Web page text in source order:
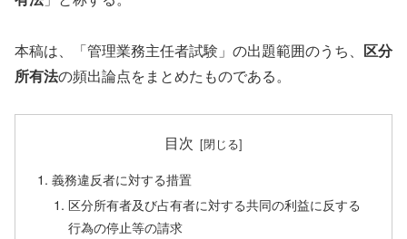
本稿は、「管理業務主任者試験」の出題範囲のうち、 区分
所有法の頻出論点をまとめたものである。
目次
義務違反者に対する措置
区分所有者及び占有者に対する共同の利益に反する
行為の停止等の請求